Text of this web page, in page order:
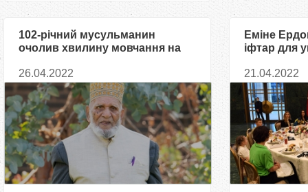
102-річний мусульманин
очолив хвилину мовчання на
26.04.2022
Еміне
іфтар для
21.04.2022